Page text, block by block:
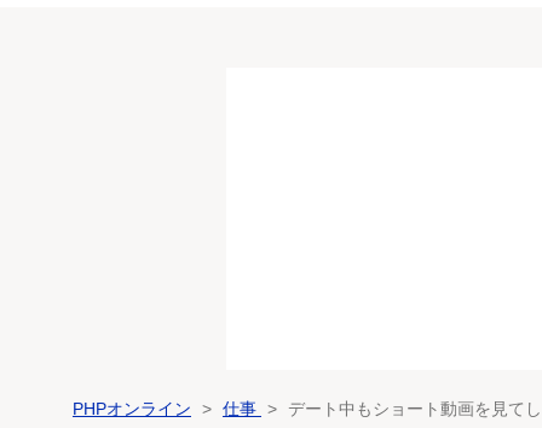
PHPオンライン 仕事
デート中もショート動画を見て